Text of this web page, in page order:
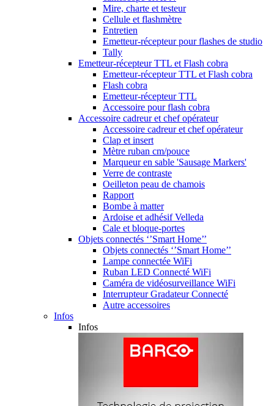
Mire, charte et testeur
Cellule et flashmètre
Entretien
Emetteur-récepteur pour flashes de studio
Tally
Emetteur-récepteur TTL et Flash cobra
Emetteur-récepteur TTL et Flash cobra
Flash cobra
Emetteur-récepteur TTL
Accessoire pour flash cobra
Accessoire cadreur et chef opérateur
Accessoire cadreur et chef opérateur
Clap et insert
Mètre ruban cm/pouce
Marqueur en sable 'Sausage Markers'
Verre de contraste
Oeilleton peau de chamois
Rapport
Bombe à matter
Ardoise et adhésif Velleda
Cale et bloque-portes
Objets connectés ‘’Smart Home’’
Objets connectés ‘’Smart Home’’
Lampe connectée WiFi
Ruban LED Connecté WiFi
Caméra de vidéosurveillance WiFi
Interrupteur Gradateur Connecté
Autre accessoires
Infos
Infos